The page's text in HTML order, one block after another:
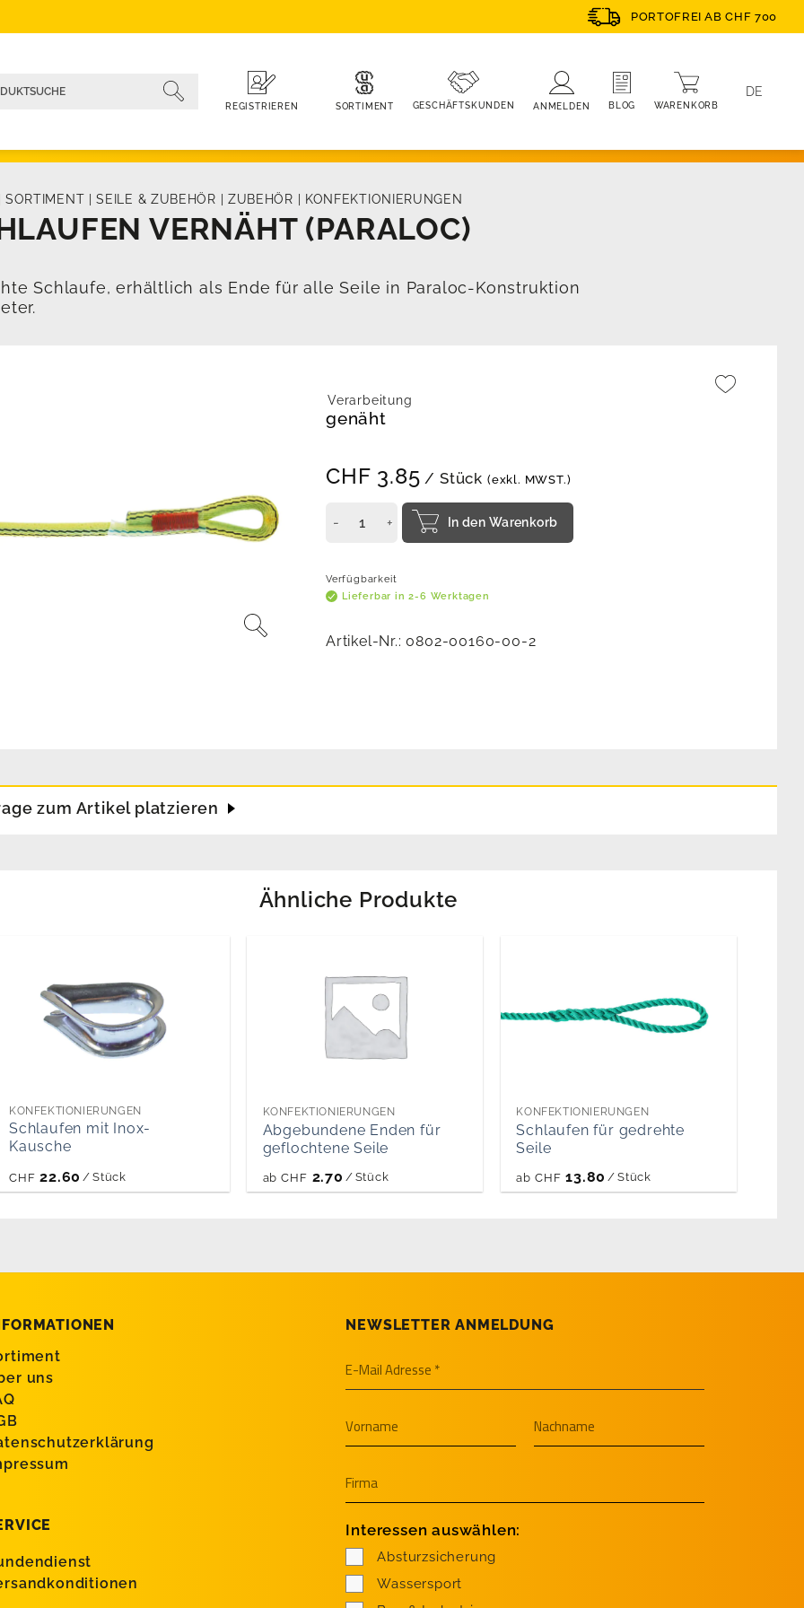
PORTOFREI AB CHF 700
REGISTRIEREN SORTIMENT GESCHÄFTSKUNDEN ANMELDEN BLOG WARENKORB
DE
SORTIMENT |SEILE & ZUBEHÖR ZUBEHÖR KONFEKTIONIERUNGEN
VERNÄHT (PARALOC)
Schlaufe, erhältlich als Ende für alle Seile in Paraloc-Konstruktion
Verarbeitung
genäht
CHF 3.85 / Stück (exkl. MWST.)
In den Warenkorb
Verfügbarkeit
Lieferbar in 2-6 Werktagen
Artikel-Nr.: 0802-00160-00-2
zum Artikel platzieren
Ähnliche Produkte
KONFEKTIONIERUNGEN
Schlaufen mit Inox-
Kausche
CHF 22.60 / Stück
KONFEKTIONIERUNGEN
Abgebundene Enden für
geflochtene Seile
ab CHF 2.70 / Stück
KONFEKTIONIERUNGEN
Schlaufen für gedrehte
Seile
ab CHF 13.80 / Stück
uns
NEWSLETTER ANMELDUNG
Interessen auswählen:
Absturzsicherung
Wassersport